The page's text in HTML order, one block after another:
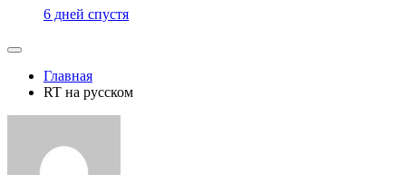
6 дней спустя
Главная
RT на русском